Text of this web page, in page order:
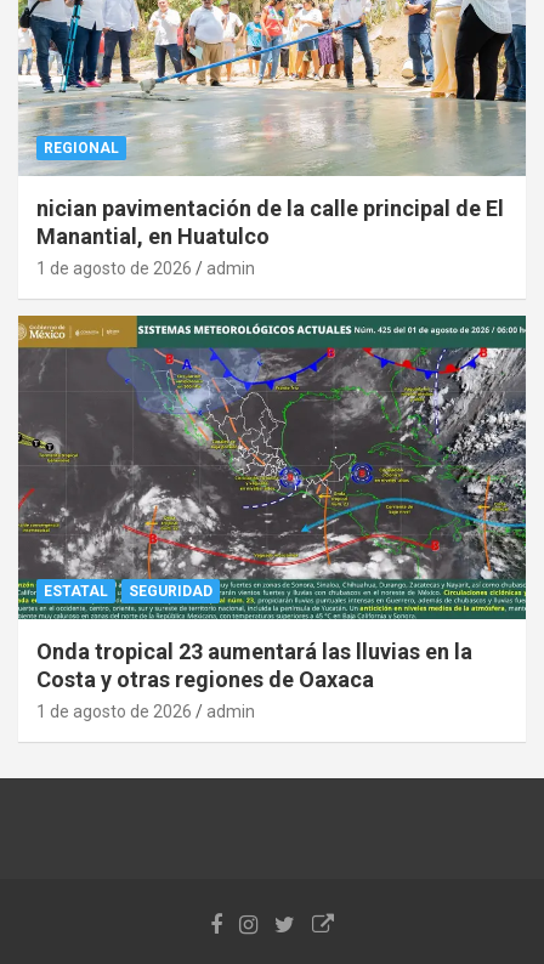
REGIONAL
nician pavimentación de la calle principal de El
Manantial, en Huatulco
1 de agosto de 2026 admin
ESTATAL SEGURIDAD
Onda tropical 23 aumentará las lluvias en la
Costa y otras regiones de Oaxaca
1 de agosto de 2026 admin